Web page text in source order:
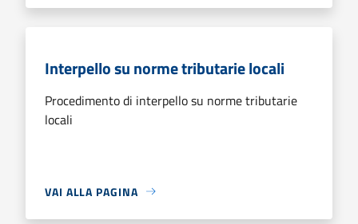
Interpello su norme tributarie locali
Procedimento di interpello su norme tributarie
locali
VAI ALLA PAGINA